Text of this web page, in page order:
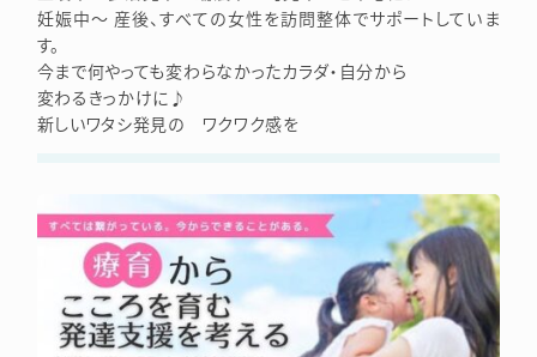
妊娠中～ 産後、すべての女性を訪問整体でサポートしていま
す。
今まで何やっても変わらなかったカラダ・自分から
変わるきっかけに♪
新しいワタシ発見の ワクワク感を